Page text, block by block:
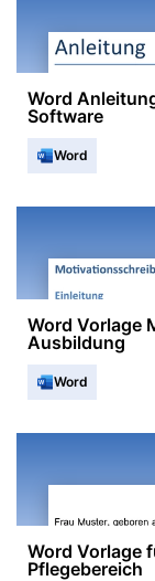
Word
Software
Word
Word Vorlage
Ausbildung
Word
Word Vorlage
Pflegebereich